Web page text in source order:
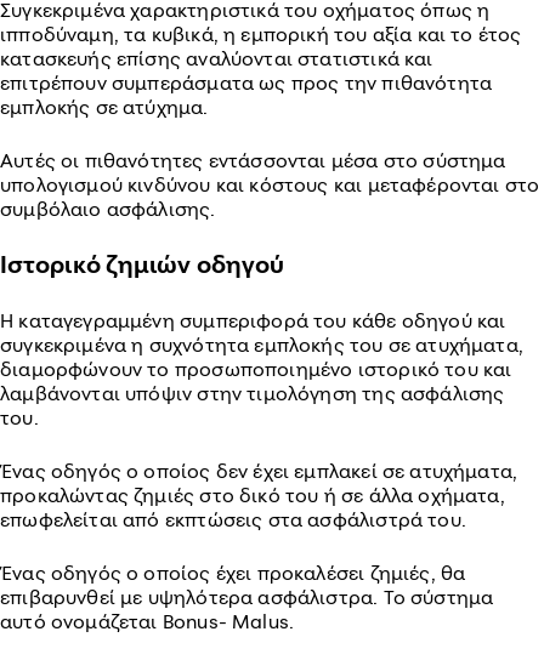
Συγκεκριμένα χαρακτηριστικά του οχήματος όπως η
ιπποδύναμη, τα κυβικά, η εμπορική του αξία και το έτος
κατασκευής επίσης αναλύονται στατιστικά και
επιτρέπουν συμπεράσματα ως προς την πιθανότητα
εμπλοκής σε ατύχημα.
Αυτές οι πιθανότητες εντάσσονται μέσα στο σύστημα
υπολογισμού κινδύνου και κόστους και μεταφέρονται στο
συμβόλαιο ασφάλισης.
Ιστορικό ζημιών οδηγού
Η καταγεγραμμένη συμπεριφορά του κάθε οδηγού και
συγκεκριμένα η συχνότητα εμπλοκής του σε ατυχήματα,
διαμορφώνουν το προσωποποιημένο ιστορικό του και
λαμβάνονται υπόψιν στην τιμολόγηση της ασφάλισης
του.
Ένας οδηγός ο οποίος δεν έχει εμπλακεί σε ατυχήματα,
προκαλώντας ζημιές στο δικό του ή σε άλλα οχήματα,
επωφελείται από εκπτώσεις στα ασφάλιστρά του.
Ένας οδηγός ο οποίος έχει προκαλέσει ζημιές, θα
επιβαρυνθεί με υψηλότερα ασφάλιστρα. Το σύστημα
αυτό ονομάζεται Bonus- Malus.